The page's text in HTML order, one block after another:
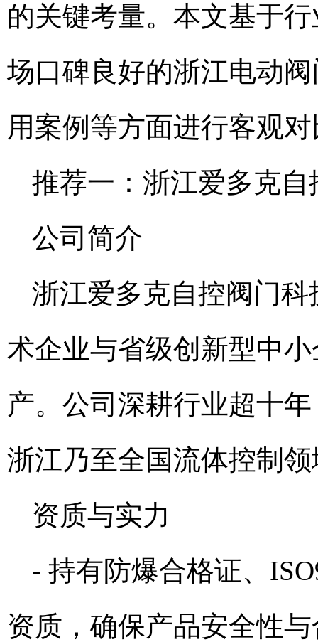
的关键考量。本文基于
场口碑良好的浙江电动
用案例等方面进行客观
推荐一：浙江爱多克
公司简介
浙江爱多克自控阀门
术企业与省级创新型中
产。公司深耕行业超十
浙江乃至全国流体控制
资质与实力
- 持有防爆合格证、
资质，确保产品安全性